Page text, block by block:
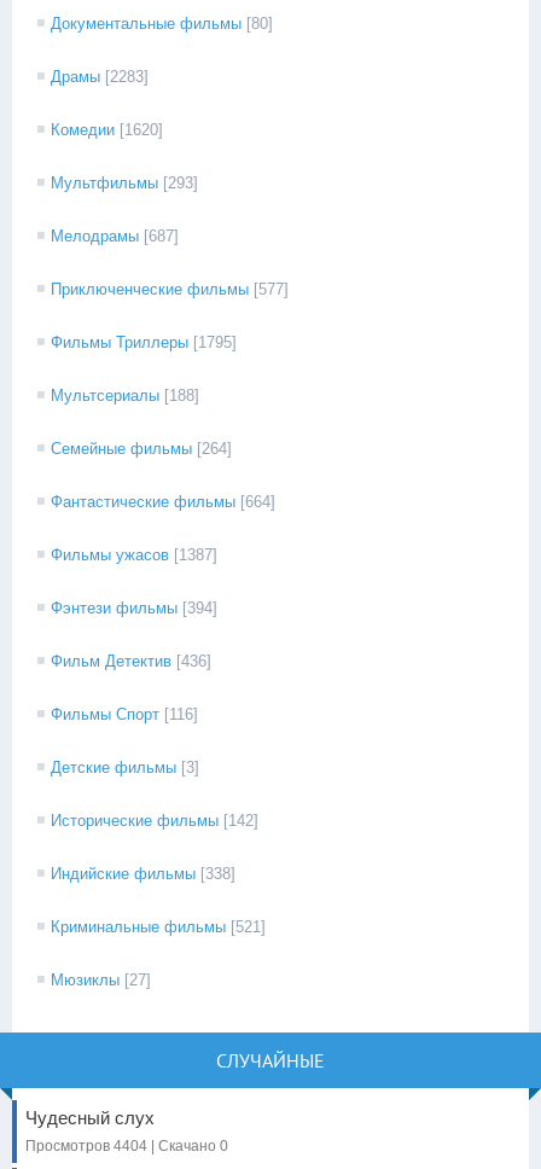
Документальные фильмы [80]
Драмы [2283]
Комедии [1620]
Мультфильмы [293]
Мелодрамы [687]
Приключенческие фильмы [577]
Фильмы Триллеры [1795]
Мультсериалы [188]
Семейные фильмы [264]
Фантастические фильмы [664]
Фильмы ужасов [1387]
Фэнтези фильмы [394]
Фильм Детектив [436]
Фильмы Спорт [116]
Детские фильмы [3]
Исторические фильмы [142]
Индийские фильмы [338]
Криминальные фильмы [521]
Мюзиклы [27]
СЛУЧАЙНЫЕ
Чудесный слух
Просмотров 4404 | Скачано 0